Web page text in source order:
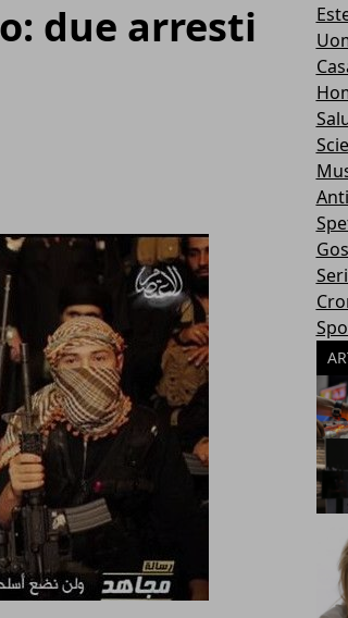
due arresti